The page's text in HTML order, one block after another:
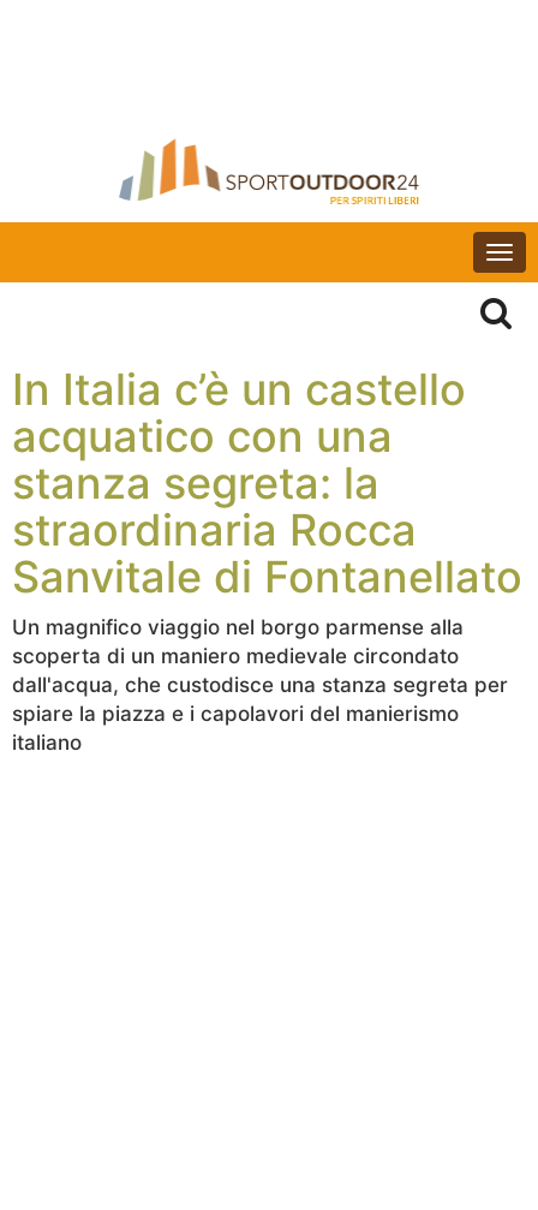
In Italia c’è un castello
acquatico con una
stanza segreta: la
straordinaria Rocca
Sanvitale di Fontanellato
Un magnifico viaggio nel borgo parmense alla
scoperta di un maniero medievale circondato
dall'acqua, che custodisce una stanza segreta per
spiare la piazza e i capolavori del manierismo
italiano